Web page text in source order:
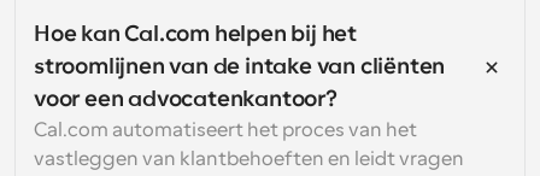
Hoe kan Cal.com helpen bij het
stroomlijnen van de intake van cliënten
voor een advocatenkantoor?
Cal.com automatiseert het proces van het
vastleggen van klantbehoeften en leidt vragen